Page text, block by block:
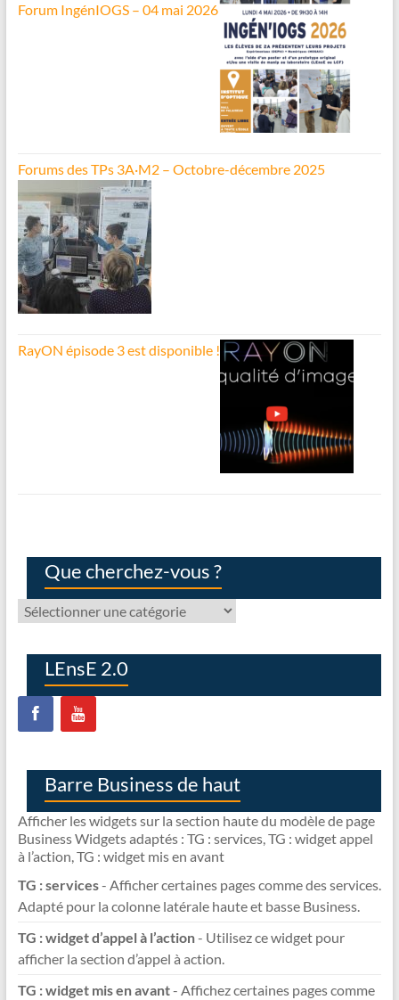
Forum IngénIOGS – 04 mai 2026
Forums des TPs 3A·M2 – Octobre-décembre 2025
RayON épisode 3 est disponible !
Que cherchez-vous ?
Que
cherchez-
LEnsE 2.0
Barre Business de haut
Afficher les widgets sur la section haute du modèle de page
Business Widgets adaptés : TG : services, TG : widget appel
à l’action, TG : widget mis en avant
TG : services- Afficher certaines pages comme des services.
Adapté pour la colonne latérale haute et basse Business.
TG : widget d’appel à l’action- Utilisez ce widget pour
afficher la section d’appel à action.
TG : widget mis en avant- Affichez certaines pages comme